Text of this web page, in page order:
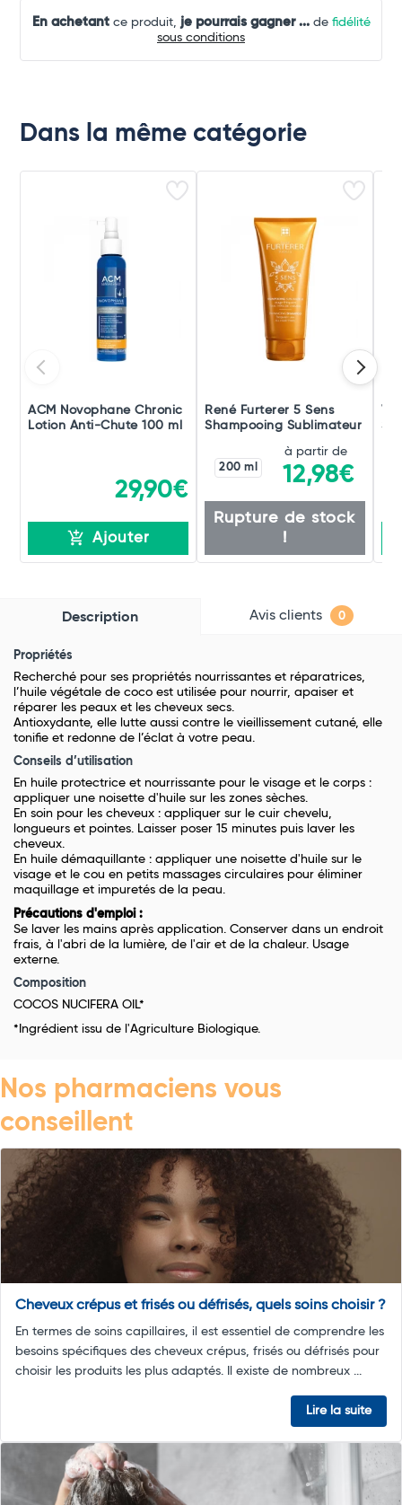
En achetantce produit, je pourrais gagner ...de fidélité
sous conditions
Dans la même catégorie
ACM Novophane Chronic
Lotion Anti-Chute 100 ml
29,90€
Ajouter
René Furterer 5 Sens
Shampooing Sublimateur
200 ml
à partir de
12,98€
Rupture de stock
!
Description Avis clients 0
Propriétés
Recherché pour ses propriétés nourrissantes et réparatrices,
l’huile végétale de coco est utilisée pour nourrir, apaiser et
réparer les peaux et les cheveux secs.
Antioxydante, elle lutte aussi contre le vieillissement cutané, elle
tonifie et redonne de l’éclat à votre peau.
Conseils d’utilisation
En huile protectrice et nourrissante pour le visage et le corps :
appliquer une noisette d'huile sur les zones sèches.
En soin pour les cheveux : appliquer sur le cuir chevelu,
longueurs et pointes. Laisser poser 15 minutes puis laver les
cheveux.
En huile démaquillante : appliquer une noisette d'huile sur le
visage et le cou en petits massages circulaires pour éliminer
maquillage et impuretés de la peau.
Précautions d'emploi :
Se laver les mains après application. Conserver dans un endroit
frais, à l'abri de la lumière, de l'air et de la chaleur. Usage
externe.
Composition
COCOS NUCIFERA OIL*
*Ingrédient issu de l'Agriculture Biologique.
Nos pharmaciens vous
conseillent
Cheveux crépus et frisés ou défrisés, quels soins choisir ?
En termes de soins capillaires, il est essentiel de comprendre les
besoins spécifiques des cheveux crépus, frisés ou défrisés pour
choisir les produits les plus adaptés. Il existe de nombreux ...
Lire la suite